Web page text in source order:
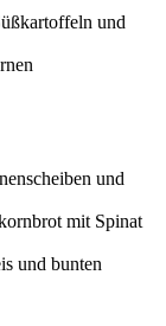
und
und
mit Spinat
und bunten